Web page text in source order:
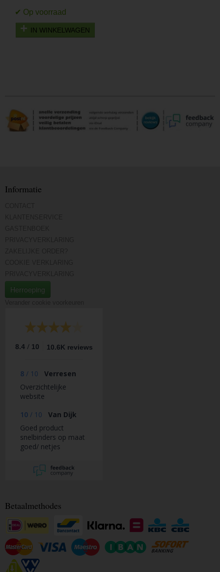
IN WINKELWAGEN
Informatie
Herroeping
8.4 / 10 10.6K reviews
8 / 10
Verresen
Overzichtelijke
website
10 / 10
Van Dijk
Goed product
snelbinders op maat
goed/ netjes
Betaalmethodes